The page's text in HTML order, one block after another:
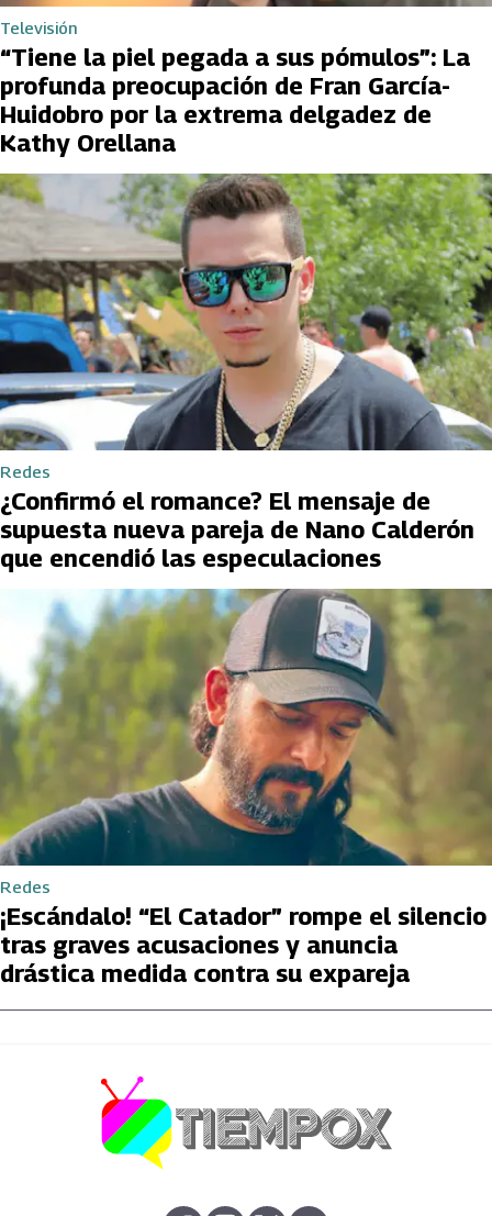
Televisión
“Tiene la piel pegada a sus pómulos”: La
profunda preocupación de Fran García-
Huidobro por la extrema delgadez de
Kathy Orellana
Redes
¿Confirmó el romance? El mensaje de
supuesta nueva pareja de Nano Calderón
que encendió las especulaciones
Redes
¡Escándalo! “El Catador” rompe el silencio
tras graves acusaciones y anuncia
drástica medida contra su expareja